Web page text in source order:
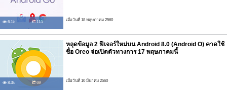
6.1k 113 เมื่อวันที่ 18 พฤษภาคม 2560
8.3k 69
หลุดข้อมูล 2 ฟีเจอร์ใหม่บน Android 8.0 (Android O) คาดใช้
ชื่อ Oreo จ่อเปิดตัวทางการ 17 พฤษภาคมนี้
เมื่อวันที่ 10 มีนาคม 2560